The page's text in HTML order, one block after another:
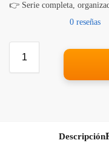
👉 Serie completa,
0 reseñas
Descripción